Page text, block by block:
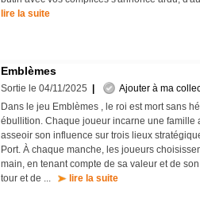
lire la suite
Emblèmes
Sortie le 04/11/2025
Ajouter à ma
Dans le jeu Emblèmes , le roi est mort sans
ébullition. Chaque joueur incarne une famille
asseoir son influence sur trois lieux
Port. À chaque manche, les joueurs
main, en tenant compte de sa valeur et de
tour et de ...
lire la suite